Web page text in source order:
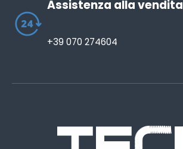
Assistenza alla vendita
+39 070 274604